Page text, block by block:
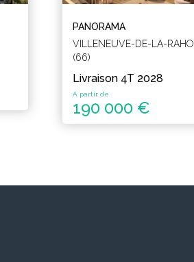
PANORAMA
VILLENEUVE-DE-LA-RAHO
(66)
Livraison 4T 2028
A partir de
190 000 €